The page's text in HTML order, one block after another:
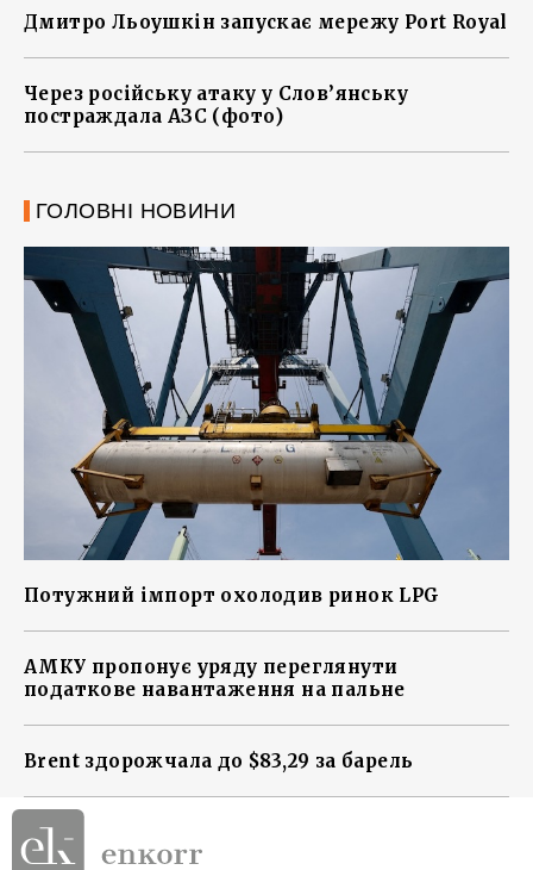
Дмитро Льоушкін запускає мережу Port Royal
Через російську атаку у Слов’янську
постраждала АЗС (фото)
ГОЛОВНІ НОВИНИ
Потужний імпорт охолодив ринок LPG
АМКУ пропонує уряду переглянути
податкове навантаження на пальне
Brent здорожчала до $83,29 за барель